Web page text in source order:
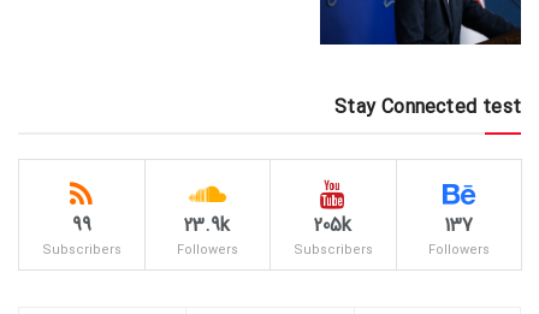
Stay Connected test
137
Followers
205k
Subscribers
23.9k
Followers
99
Subscribers